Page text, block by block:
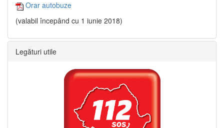
Orar autobuze
(valabil începând cu 1 iunie 2018)
Legături utile